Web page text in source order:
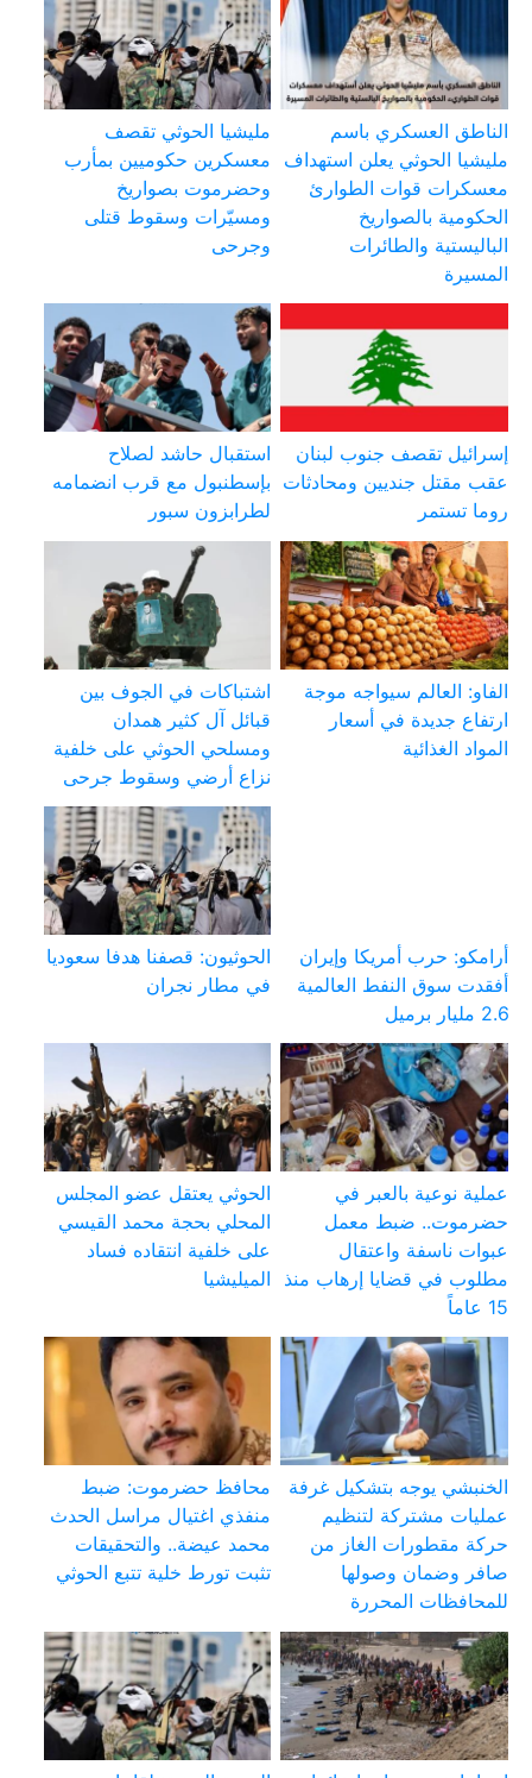
الناطق العسكري باسم
مليشيا الحوثي يعلن استهداف
معسكرات قوات الطوارئ
الحكومية بالصواريخ
الباليستية والطائرات
المسيرة
مليشيا الحوثي تقصف
معسكرين حكوميين بمأرب
وحضرموت بصواريخ
ومسيّرات وسقوط قتلى
وجرحى
إسرائيل تقصف جنوب لبنان
عقب مقتل جنديين ومحادثات
روما تستمر
استقبال حاشد لصلاح
بإسطنبول مع قرب انضمامه
لطرابزون سبور
الفاو: العالم سيواجه موجة
ارتفاع جديدة في أسعار
المواد الغذائية
اشتباكات في الجوف بين
قبائل آل كثير همدان
ومسلحي الحوثي على خلفية
نزاع أرضي وسقوط جرحى
أرامكو: حرب أمريكا وإيران
أفقدت سوق النفط العالمية
2.6 مليار برميل
الحوثيون: قصفنا هدفا سعوديا
في مطار نجران
عملية نوعية بالعبر في
حضرموت.. ضبط معمل
عبوات ناسفة واعتقال
مطلوب في قضايا إرهاب منذ
15 عاماً
الحوثي يعتقل عضو المجلس
المحلي بحجة محمد القيسي
على خلفية انتقاده فساد
الميليشيا
الخنبشي يوجه بتشكيل غرفة
عمليات مشتركة لتنظيم
حركة مقطورات الغاز من
صافر وضمان وصولها
للمحافظات المحررة
محافظ حضرموت: ضبط
منفذي اغتيال مراسل الحدث
محمد عيضة.. والتحقيقات
تثبت تورط خلية تتبع الحوثي